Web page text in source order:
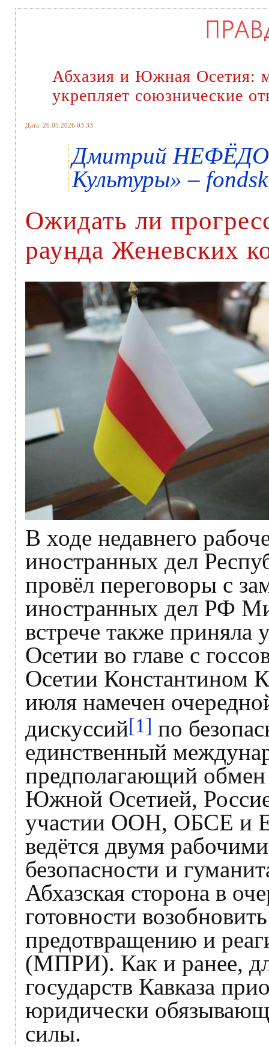
Абхазия и Южная Осетия:
укрепляет союзнические
Дата: 26.05.2026 03:33
Дмитрий
Культуры» –
Ожидать ли
раунда Женевских
В ходе недавнего
иностранных дел
провёл переговоры с
иностранных дел РФ
встрече также
Осетии во главе с
Осетии Константином
июля намечен
дискуссий[1] по
единственный
предполагающий
Южной Осетией,
участии ООН, ОБСЕ и
ведётся двумя
безопасности и
Абхазская сторона в
готовности
предотвращению и
(МПРИ). Как и ранее,
государств Кавказа
юридически
силы.